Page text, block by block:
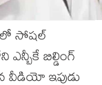
సోషల్
బిల్డింగ్
వీడియో ఇపుడు